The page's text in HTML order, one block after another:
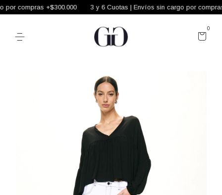
compras +$300.000 3 y 6 Cuotas | Envíos sin cargo por compras
0